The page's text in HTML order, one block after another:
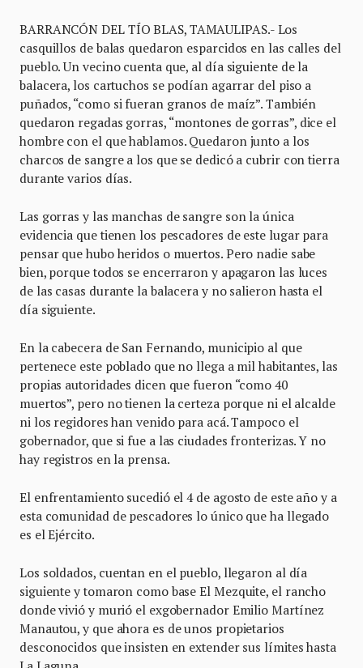
BARRANCÓN DEL TÍO BLAS, TAMAULIPAS.- Los
casquillos de balas quedaron esparcidos en las calles del
pueblo. Un vecino cuenta que, al día siguiente de la
balacera, los cartuchos se podían agarrar del piso a
puñados, “como si fueran granos de maíz”. También
quedaron regadas gorras, “montones de gorras”, dice el
hombre con el que hablamos. Quedaron junto a los
charcos de sangre a los que se dedicó a cubrir con tierra
durante varios días.
Las gorras y las manchas de sangre son la única
evidencia que tienen los pescadores de este lugar para
pensar que hubo heridos o muertos. Pero nadie sabe
bien, porque todos se encerraron y apagaron las luces
de las casas durante la balacera y no salieron hasta el
día siguiente.
En la cabecera de San Fernando, municipio al que
pertenece este poblado que no llega a mil habitantes, las
propias autoridades dicen que fueron “como 40
muertos”, pero no tienen la certeza porque ni el alcalde
ni los regidores han venido para acá. Tampoco el
gobernador, que si fue a las ciudades fronterizas. Y no
hay registros en la prensa.
El enfrentamiento sucedió el 4 de agosto de este año y a
esta comunidad de pescadores lo único que ha llegado
es el Ejército.
Los soldados, cuentan en el pueblo, llegaron al día
siguiente y tomaron como base El Mezquite, el rancho
donde vivió y murió el exgobernador Emilio Martínez
Manautou, y que ahora es de unos propietarios
desconocidos que insisten en extender sus límites hasta